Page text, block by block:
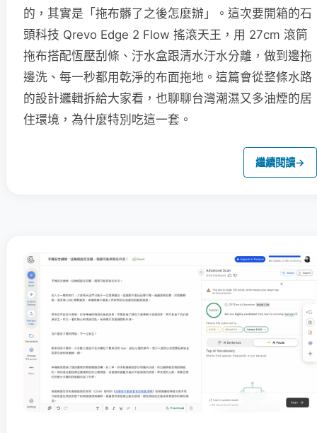
的，其實是「拖布髒了之後怎麼辦」。這次要開箱的石
頭科技 Qrevo Edge 2 Flow 搖滾天王，用 27cm 滾筒
拖布搭配恆壓刮條、汙水盒跟清水汙水分離，做到邊拖
邊洗、每一秒都用乾淨的布面拖地。這篇會從整條水路
的設計邏輯拆給大家看，也聊聊台灣潮濕又多油煙的居
住環境，為什麼特別吃這一套。
繼續閱讀→